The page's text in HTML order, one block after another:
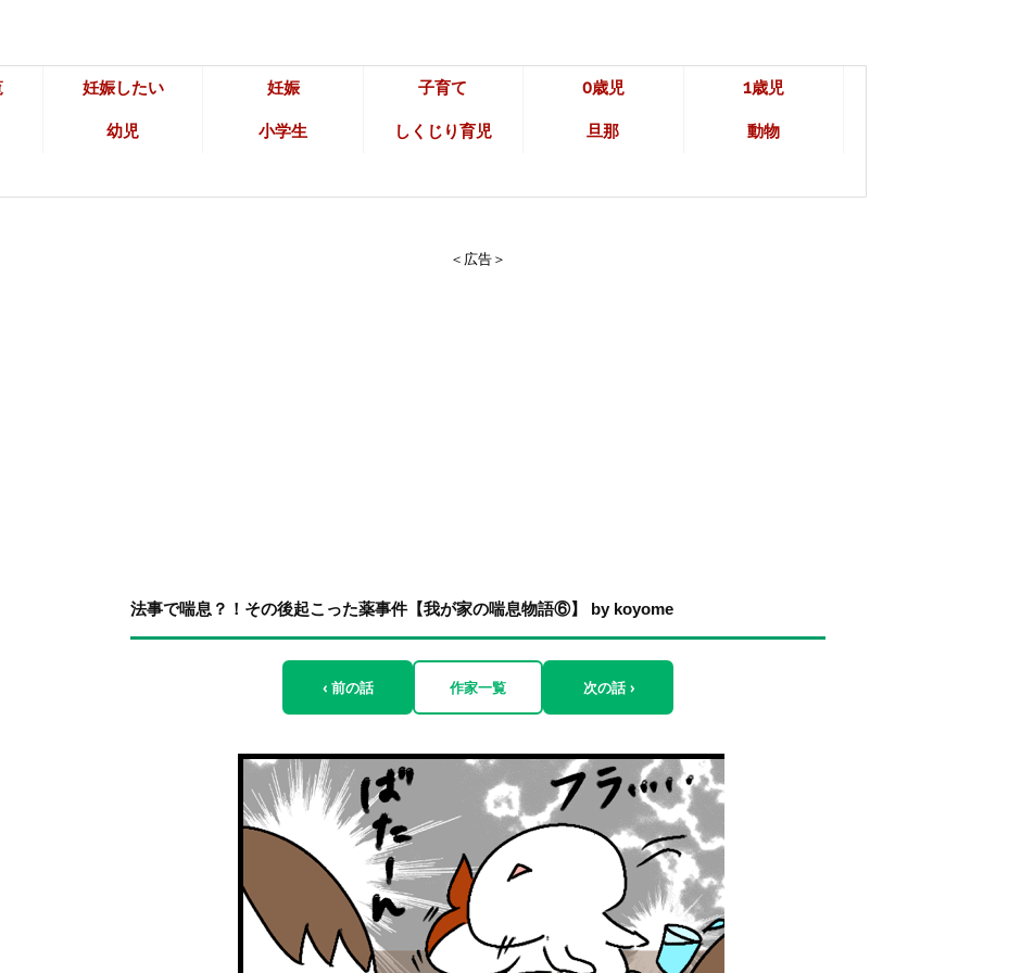
妊娠したい 妊娠 子育て 0歳児 1歳児
幼児 小学生 しくじり育児 旦那 動物
＜広告＞
法事で喘息？！その後起こった薬事件【我が家の喘息物語⑥】 by koyome
‹ 前の話 作家一覧 次の話 ›